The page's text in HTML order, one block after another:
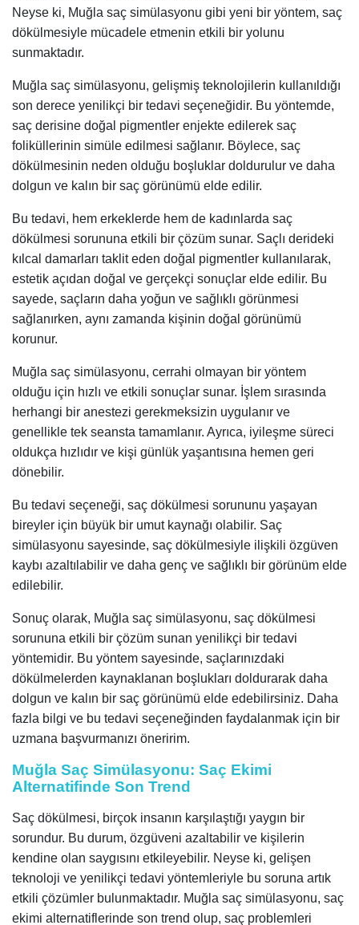
Neyse ki, Muğla saç simülasyonu gibi yeni bir yöntem, saç
dökülmesiyle mücadele etmenin etkili bir yolunu
sunmaktadır.
Muğla saç simülasyonu, gelişmiş teknolojilerin kullanıldığı
son derece yenilikçi bir tedavi seçeneğidir. Bu yöntemde,
saç derisine doğal pigmentler enjekte edilerek saç
foliküllerinin simüle edilmesi sağlanır. Böylece, saç
dökülmesinin neden olduğu boşluklar doldurulur ve daha
dolgun ve kalın bir saç görünümü elde edilir.
Bu tedavi, hem erkeklerde hem de kadınlarda saç
dökülmesi sorununa etkili bir çözüm sunar. Saçlı derideki
kılcal damarları taklit eden doğal pigmentler kullanılarak,
estetik açıdan doğal ve gerçekçi sonuçlar elde edilir. Bu
sayede, saçların daha yoğun ve sağlıklı görünmesi
sağlanırken, aynı zamanda kişinin doğal görünümü
korunur.
Muğla saç simülasyonu, cerrahi olmayan bir yöntem
olduğu için hızlı ve etkili sonuçlar sunar. İşlem sırasında
herhangi bir anestezi gerekmeksizin uygulanır ve
genellikle tek seansta tamamlanır. Ayrıca, iyileşme süreci
oldukça hızlıdır ve kişi günlük yaşantısına hemen geri
dönebilir.
Bu tedavi seçeneği, saç dökülmesi sorununu yaşayan
bireyler için büyük bir umut kaynağı olabilir. Saç
simülasyonu sayesinde, saç dökülmesiyle ilişkili özgüven
kaybı azaltılabilir ve daha genç ve sağlıklı bir görünüm elde
edilebilir.
Sonuç olarak, Muğla saç simülasyonu, saç dökülmesi
sorununa etkili bir çözüm sunan yenilikçi bir tedavi
yöntemidir. Bu yöntem sayesinde, saçlarınızdaki
dökülmelerden kaynaklanan boşlukları doldurarak daha
dolgun ve kalın bir saç görünümü elde edebilirsiniz. Daha
fazla bilgi ve bu tedavi seçeneğinden faydalanmak için bir
uzmana başvurmanızı öneririm.
Muğla Saç Simülasyonu: Saç Ekimi
Alternatifinde Son Trend
Saç dökülmesi, birçok insanın karşılaştığı yaygın bir
sorundur. Bu durum, özgüveni azaltabilir ve kişilerin
kendine olan saygısını etkileyebilir. Neyse ki, gelişen
teknoloji ve yenilikçi tedavi yöntemleriyle bu soruna artık
etkili çözümler bulunmaktadır. Muğla saç simülasyonu, saç
ekimi alternatiflerinde son trend olup, saç problemleri